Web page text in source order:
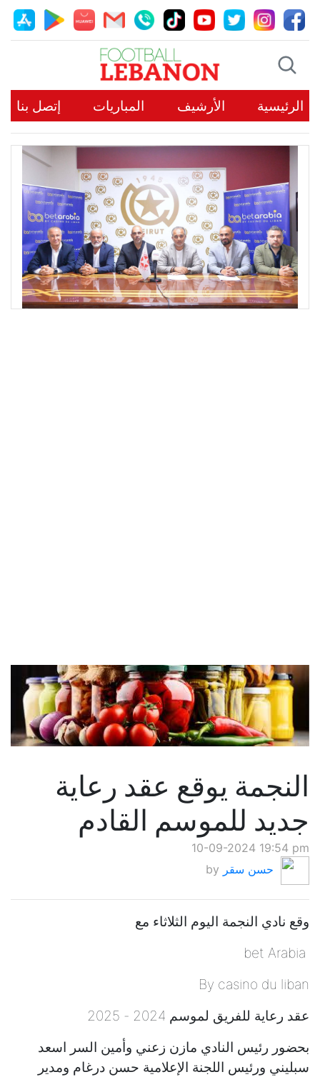
الرئيسية الأرشيف المباريات إتصل بنا
النجمة يوقع عقد رعاية
جديد للموسم القادم
10-09-2024 19:54 pm
by حسن سقر
وقع نادي النجمة اليوم الثلاثاء مع
By casino du liban
عقد رعاية للفريق لموسم 2024 - 2025
بحضور رئيس النادي مازن زعني وأمين السر اسعد
سبليني ورئيس اللجنة الإعلامية حسن درغام ومدير